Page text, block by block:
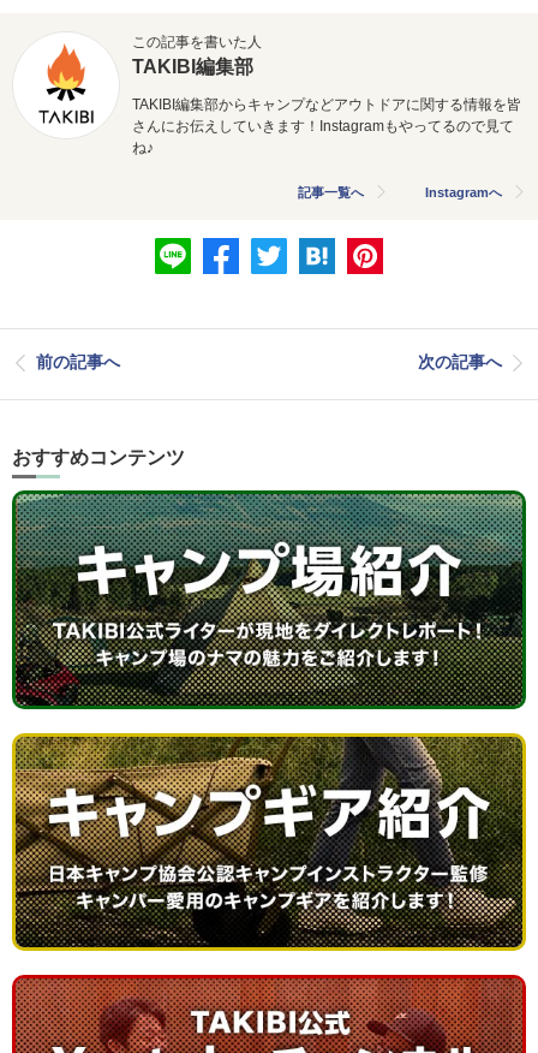
この記事を書いた人
TAKIBI編集部
TAKIBI編集部からキャンプなどアウトドアに関する情報を皆
さんにお伝えしていきます！Instagramもやってるので見て
ね♪
記事一覧へ Instagramへ
前の記事へ 次の記事へ
おすすめコンテンツ